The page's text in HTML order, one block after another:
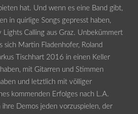
hat. Und wenn es eine Band gibt,
in quirlige Songs gepresst haben,
Lights Calling aus Graz. Unbekümmert
sich Martin Fladenhofer, Roland
Tischhart 2016 in einen Keller
mit Gitarren und Stimmen
und letztlich mit völliger
kommenden Erfolges nach L.A.
Demos jeden vorzuspielen, der